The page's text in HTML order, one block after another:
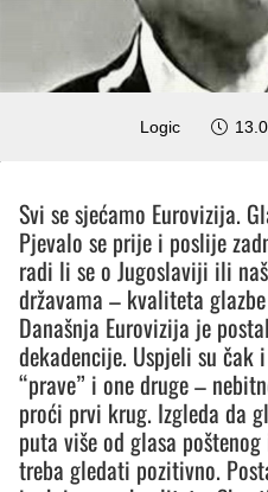
Logic
Svi se sjećamo Eurovizija.
Pjevalo se prije i poslije
radi li se o Jugoslaviji ili
državama – kvaliteta
Današnja Eurovizija je
dekadencije. Uspjeli su
“prave” i one druge –
proći prvi krug. Izgleda da
puta više od glasa
treba gledati pozitivno.